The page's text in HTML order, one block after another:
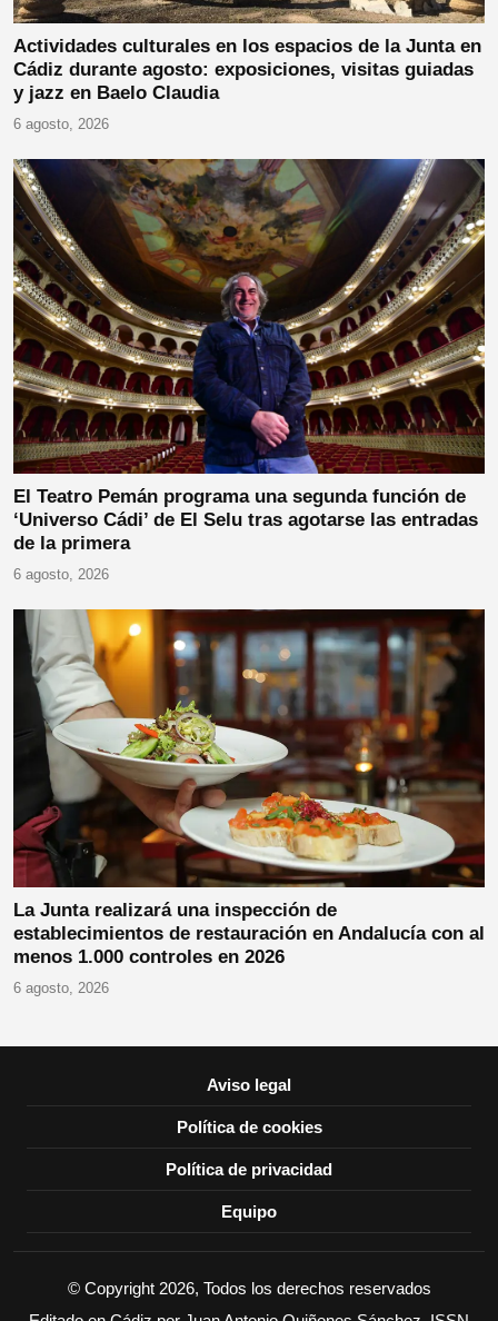
Actividades culturales en los espacios de la Junta en
Cádiz durante agosto: exposiciones, visitas guiadas
y jazz en Baelo Claudia
6 agosto, 2026
El Teatro Pemán programa una segunda función de
‘Universo Cádi’ de El Selu tras agotarse las entradas
de la primera
6 agosto, 2026
La Junta realizará una inspección de
establecimientos de restauración en Andalucía con al
menos 1.000 controles en 2026
6 agosto, 2026
Aviso legal
Política de cookies
Política de privacidad
Equipo
© Copyright 2026, Todos los derechos reservados